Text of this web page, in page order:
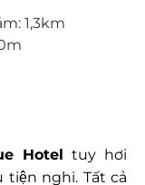
1,3km
Hotel tuy hơi
nghi. Tất cả